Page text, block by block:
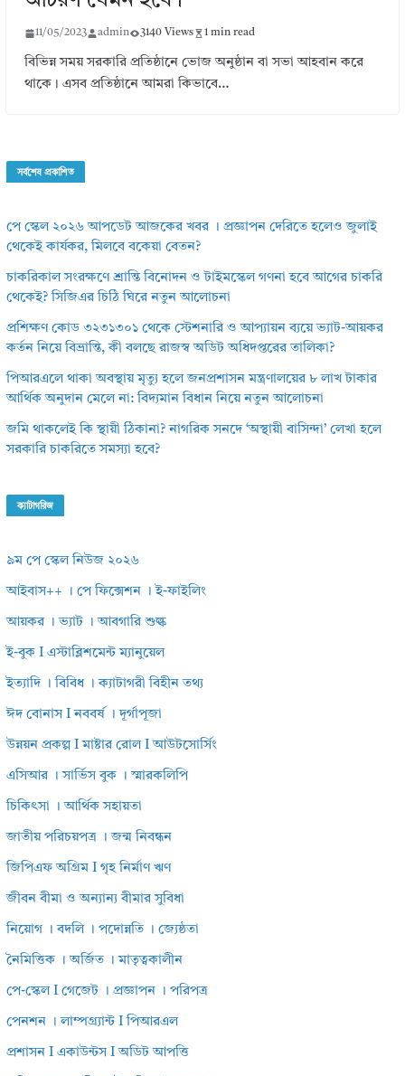
11/05/2023 admin 3140 Views 1 min read
বিভিন্ন সময় সরকারি প্রতিষ্ঠানে ভোজ অনুষ্ঠান বা সভা আহবান করে
থাকে। এসব প্রতিষ্ঠানে আমরা কিভাবে…
সর্বশেষ প্রকাশিত
পে স্কেল ২০২৬ আপডেট আজকের খবর । প্রজ্ঞাপন দেরিতে হলেও জুলাই
থেকেই কার্যকর, মিলবে বকেয়া বেতন?
চাকরিকাল সংরক্ষণে শ্রান্তি বিনোদন ও টাইমস্কেল গণনা হবে আগের চাকরি
থেকেই? সিজিএর চিঠি ঘিরে নতুন আলোচনা
প্রশিক্ষণ কোড ৩২৩১৩০১ থেকে স্টেশনারি ও আপ্যায়ন ব্যয়ে ভ্যাট-আয়কর
কর্তন নিয়ে বিভ্রান্তি, কী বলছে রাজস্ব অডিট অধিদপ্তরের তালিকা?
পিআরএলে থাকা অবস্থায় মৃত্যু হলে জনপ্রশাসন মন্ত্রণালয়ের ৮ লাখ টাকার
আর্থিক অনুদান মেলে না: বিদ্যমান বিধান নিয়ে নতুন আলোচনা
জমি থাকলেই কি স্থায়ী ঠিকানা? নাগরিক সনদে ‘অস্থায়ী বাসিন্দা’ লেখা হলে
সরকারি চাকরিতে সমস্যা হবে?
ক্যাটাগরিজ
৯ম পে স্কেল নিউজ ২০২৬
আইবাস++ । পে ফিক্সেশন । ই-ফাইলিং
আয়কর । ভ্যাট । আবগারি শুল্ক
ই-বুক I এস্টাব্লিশমেন্ট ম্যানুয়েল
ইত্যাদি । বিবিধ । ক্যাটাগরী বিহীন তথ্য
ঈদ বোনাস I নববর্ষ । দূর্গাপূজা
উন্নয়ন প্রকল্প I মাষ্টার রোল I আউটসোর্সিং
এসিআর । সার্ভিস বুক । স্মারকলিপি
চিকিৎসা । আর্থিক সহায়তা
জাতীয় পরিচয়পত্র । জন্ম নিবন্ধন
জিপিএফ অগ্রিম I গৃহ নির্মাণ ঋণ
জীবন বীমা ও অন্যান্য বীমার সুবিধা
নিয়োগ । বদলি । পদোন্নতি । জ্যেষ্ঠতা
নৈমিত্তিক । অর্জিত । মাতৃত্বকালীন
পে-স্কেল I গেজেট । প্রজ্ঞাপন । পরিপত্র
পেনশন । লাম্পগ্র্যান্ট I পিআরএল
প্রশাসন I একাউন্টস I অডিট আপত্তি